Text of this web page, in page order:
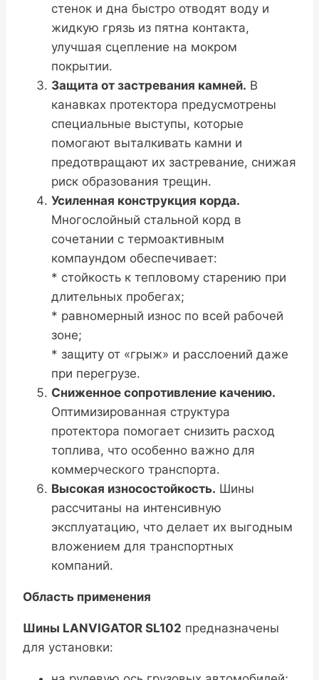
стенок и дна быстро отводят воду и
жидкую грязь из пятна контакта,
улучшая сцепление на мокром
покрытии.
Защита от застревания камней. В
канавках протектора предусмотрены
специальные выступы, которые
помогают выталкивать камни и
предотвращают их застревание, снижая
риск образования трещин.
Усиленная конструкция корда.
Многослойный стальной корд в
сочетании с термоактивным
компаундом обеспечивает:
* стойкость к тепловому старению при
длительных пробегах;
* равномерный износ по всей рабочей
зоне;
* защиту от «грыж» и расслоений даже
при перегрузе.
Сниженное сопротивление качению.
Оптимизированная структура
протектора помогает снизить расход
топлива, что особенно важно для
коммерческого транспорта.
Высокая износостойкость. Шины
рассчитаны на интенсивную
эксплуатацию, что делает их выгодным
вложением для транспортных
компаний.
Область применения
Шины LANVIGATOR SL102 предназначены
для установки: